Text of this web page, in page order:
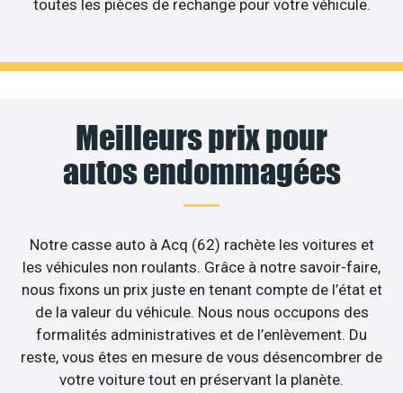
toutes les pièces de rechange pour votre véhicule.
Meilleurs prix pour
autos endommagées
Notre casse auto à Acq (62) rachète les voitures et
les véhicules non roulants. Grâce à notre savoir-faire,
nous fixons un prix juste en tenant compte de l’état et
de la valeur du véhicule. Nous nous occupons des
formalités administratives et de l’enlèvement. Du
reste, vous êtes en mesure de vous désencombrer de
votre voiture tout en préservant la planète.